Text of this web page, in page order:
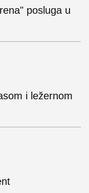
posluga u
i ležernom